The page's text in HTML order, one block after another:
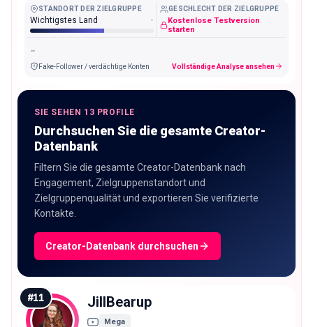
STANDORT DER ZIELGRUPPE
Wichtigstes Land -
GESCHLECHT DER ZIELGRUPPE
Kostenlose Testversion
starten
-
Fake-Follower / verdächtige Konten Vollständige Analyse ansehen
SIE SEHEN 13 PROFILE
Durchsuchen Sie die gesamte Creator-
Datenbank
Filtern Sie die gesamte Creator-Datenbank nach
Engagement, Zielgruppenstandort und
Zielgruppenqualität und exportieren Sie verifizierte
Kontakte.
Creator-Datenbank durchsuchen
#11 JillBearup
Mega